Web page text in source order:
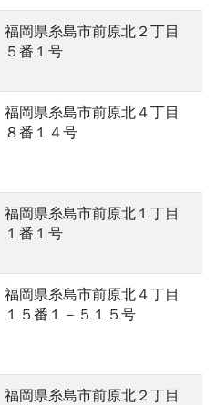
福岡県糸島市前原北２丁目
５番１号
福岡県糸島市前原北４丁目
８番１４号
福岡県糸島市前原北１丁目
１番１号
福岡県糸島市前原北４丁目
１５番１－５１５号
福岡県糸島市前原北２丁目